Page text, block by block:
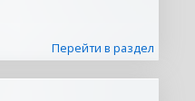
Перейти в раздел